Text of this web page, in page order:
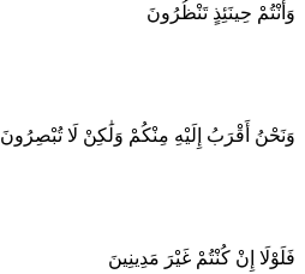
وَأَنْتُمْ حِينَئِذٍ تَنْظُرُونَ
وَنَحْنُ أَقْرَبُ إِلَيْهِ مِنْكُمْ وَلَٰكِنْ لَا تُبْصِرُونَ
فَلَوْلَا إِنْ كُنْتُمْ غَيْرَ مَدِينِينَ